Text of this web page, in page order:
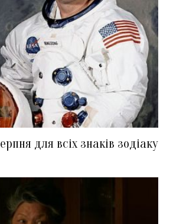
для всіх знаків зодіаку